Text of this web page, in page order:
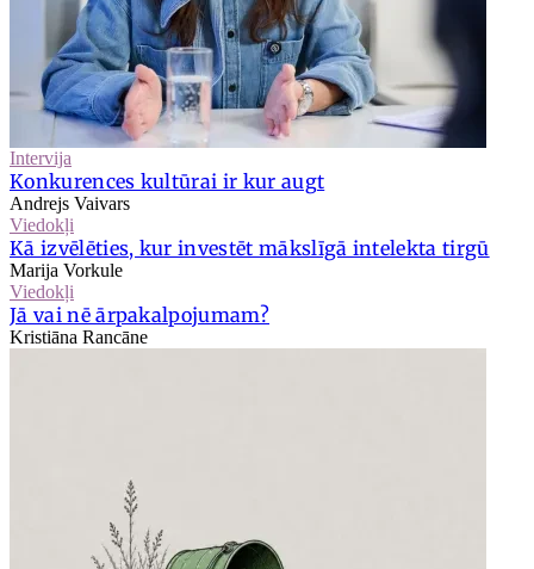
Intervija
Konkurences kultūrai ir kur augt
Andrejs Vaivars
Viedokļi
Kā izvēlēties, kur investēt mākslīgā intelekta tirgū
Marija Vorkule
Viedokļi
Jā vai nē ārpakalpojumam?
Kristiāna Rancāne